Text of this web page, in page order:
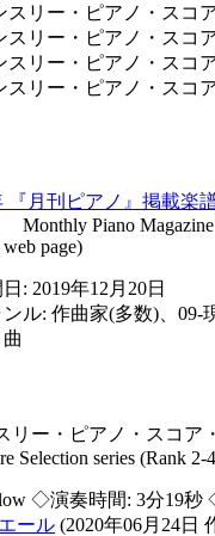
ー・ピアノ・スコア
ー・ピアノ・スコア
ー・ピアノ・スコア
ー・ピアノ・スコア
『月刊ピアノ』掲載楽
Piano Magazine
page)
: 2019年12月20日
ル: 作曲家(多数)、09-
・ピアノ・スコア・
series (Rank 2-
◇演奏時間: 3分19秒
ール (2020年06月24日